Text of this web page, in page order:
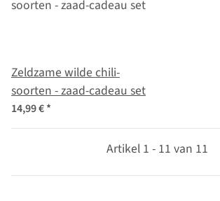
Zeldzame wilde chili-
soorten - zaad-cadeau set
14,99 €*
Artikel 1 - 11 van 11